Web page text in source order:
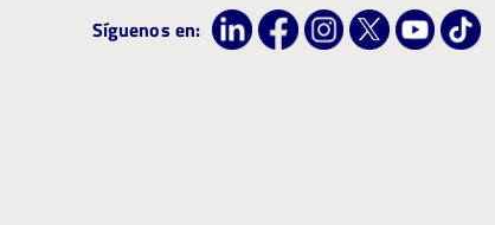
Síguenos en: